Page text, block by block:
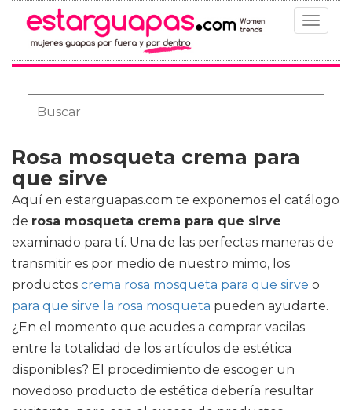
Toggle
Rosa mosqueta crema para
que sirve
Aquí en estarguapas.com te exponemos el catálogo
de rosa mosqueta crema para que sirve
examinado para tí. Una de las perfectas maneras de
transmitir es por medio de nuestro mimo, los
productos crema rosa mosqueta para que sirve o
para que sirve la rosa mosqueta pueden ayudarte.
¿En el momento que acudes a comprar vacilas
entre la totalidad de los artículos de estética
disponibles? El procedimiento de escoger un
novedoso producto de estética debería resultar